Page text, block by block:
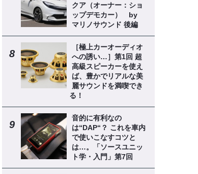
クア（オーナー：ショ
ップデモカー） by
マリノサウンド 後編
［極上カーオーディオ
への誘い…］第1回 超
高級スピーカーを使え
ば、豊かでリアルな美
麗サウンドを満喫でき
る！
音的に有利なの
は“DAP“？ これを車内
で使いこなすコツと
は…。「ソースユニッ
ト学・入門」第7回